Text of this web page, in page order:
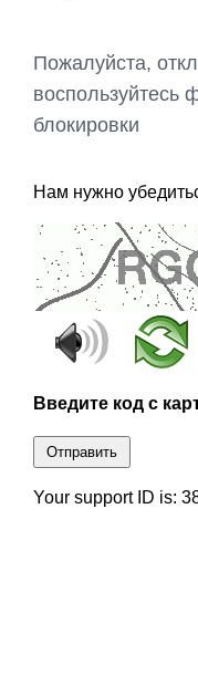
Пожалуйста,
воспользуйтесь
блокировки
Нам нужно
Введите код с
Отправить
Your support ID is: